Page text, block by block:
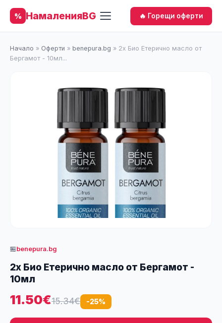
% НамаленияBG 🔥 Горещи оферти
Начало » Оферти » benepura.bg » 2x Био Етерично масло от
Бергамот - 10мл...
🏪benepura.bg
2x Био Етерично масло от Бергамот -
10мл
11.50€15.34€ -25%